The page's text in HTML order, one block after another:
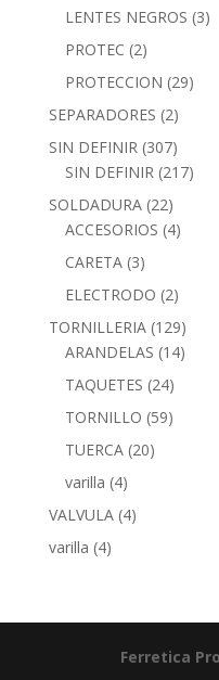
LENTES NEGROS (3)
PROTEC (2)
PROTECCION (29)
SEPARADORES (2)
SIN DEFINIR (307)
SIN DEFINIR (217)
SOLDADURA (22)
ACCESORIOS (4)
CARETA (3)
ELECTRODO (2)
TORNILLERIA (129)
ARANDELAS (14)
TAQUETES (24)
TORNILLO (59)
TUERCA (20)
varilla (4)
VALVULA (4)
varilla (4)
Ferretica